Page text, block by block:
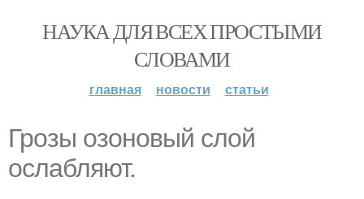
НАУКА ДЛЯ ВСЕХ ПРОСТЫМИ
СЛОВАМИ
главная новости статьи
Грозы озоновый слой
ослабляют.